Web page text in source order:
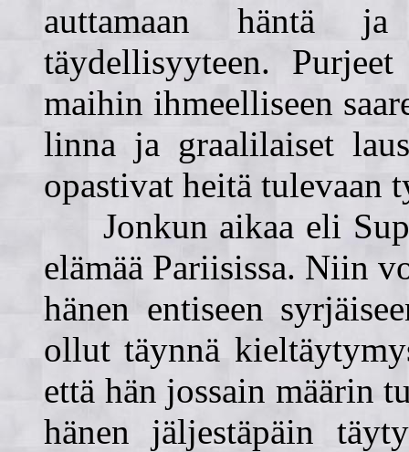
auttamaan häntä
täydellisyyteen.
maihin ihmeelliseen
linna ja graalilaiset
opastivat heitä tulevaan
Jonkun aikaa eli
elämää Pariisissa. Niin
hänen entiseen
ollut täynnä
että hän jossain määrin
hänen jäljestäpäin